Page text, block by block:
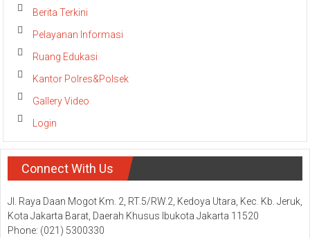
Berita Terkini
Pelayanan Informasi
Ruang Edukasi
Kantor Polres&Polsek
Gallery Video
Login
Connect With Us
Jl. Raya Daan Mogot Km. 2, RT.5/RW.2, Kedoya Utara, Kec. Kb. Jeruk,
Kota Jakarta Barat, Daerah Khusus Ibukota Jakarta 11520
Phone: (021) 5300330